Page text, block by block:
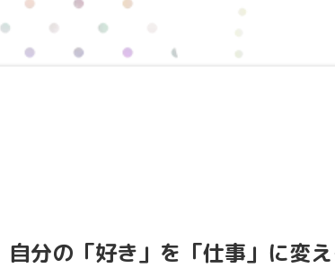
分の「好き」を「仕事」に変